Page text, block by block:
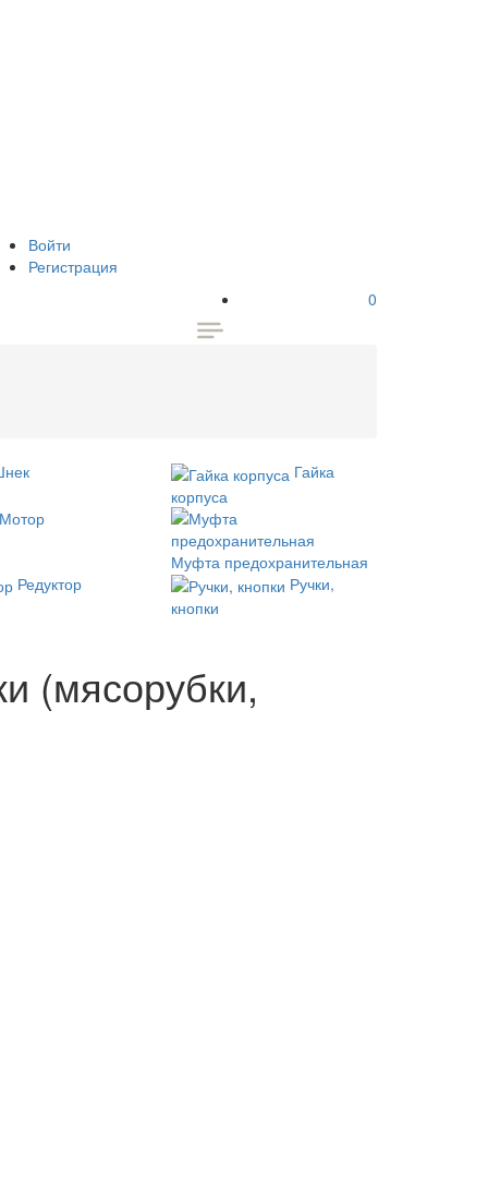
Войти
Регистрация
0
Гайка
корпуса
Мотор
Муфта предохранительная
Редуктор
Ручки,
кнопки
(мясорубки,